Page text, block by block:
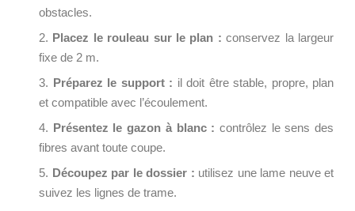
obstacles.
Placez le rouleau sur le plan : conservez la largeur
fixe de 2 m.
Préparez le support : il doit être stable, propre, plan
et compatible avec l’écoulement.
Présentez le gazon à blanc : contrôlez le sens des
fibres avant toute coupe.
Découpez par le dossier : utilisez une lame neuve et
suivez les lignes de trame.